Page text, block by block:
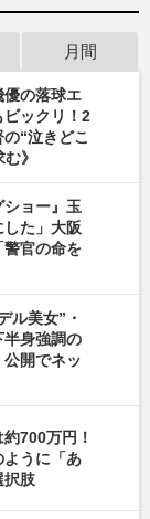
月間
優の落球エ
ビックリ！2
“泣きどこ
》
ョー』玉
した」大阪
警官の命を
ル美女”・
半身強調の
公開でネッ
700万円！
ように「あ
択肢